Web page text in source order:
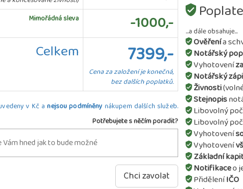
Mimořádná sleva
-1000,-
Celkem
7399,-
Cena za založení je konečná,
bez dalších poplatků.
v Kč anejsou podmíněny nákupem dalších služeb.
Potřebujete s něčím poradit?
Chci zavolat
...a dále obsahuje...
Ověřenía
Notářský
Vyhotovení
Notářský
Živnosti
Stejnopis
Libovolný
Libovolný
Vyhotovení
Vyhotovení
Základní
Notifikaceo
PřiděleníIČO